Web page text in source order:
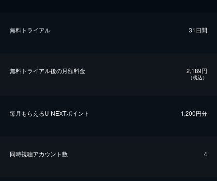
無料トライアル 31日間
無料トライアル後の⽉額料金 2,189円
（税込）
毎⽉もらえるU-NEXTポイント 1,200円分
同時視聴アカウント数 4